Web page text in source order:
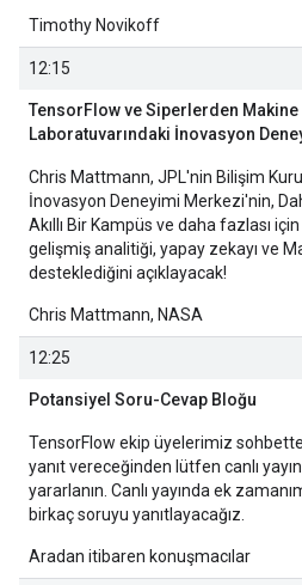
Timothy Novikoff
12:15
TensorFlow ve Siperlerden
Laboratuvarındaki İnovasyon
Chris Mattmann, JPL'nin Bilişim
İnovasyon Deneyimi Merkezi'nin,
Akıllı Bir Kampüs ve daha fazlası
gelişmiş analitiği, yapay zekayı ve
desteklediğini açıklayacak!
Chris Mattmann, NASA
12:25
Potansiyel Soru-Cevap Bloğu
TensorFlow ekip üyelerimiz
yanıt vereceğinden lütfen canlı
yararlanın. Canlı yayında ek
birkaç soruyu yanıtlayacağız.
Aradan itibaren konuşmacılar